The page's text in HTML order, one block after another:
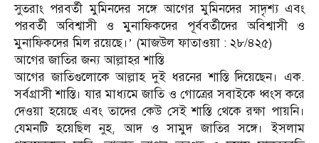
সুতরাং পরবর্তী মুমিনদের সঙ্গে আগের মুমিনদের সাদৃশ্য এবং
পরবর্তী অবিশ্বাসী ও মুনাফিকদের পূর্ববর্তীদের অবিশ্বাসী ও
মুনাফিকদের মিল রয়েছে।’ (মাজউল ফাতাওয়া : ২৮/৪২৫)
আগের জাতির জন্য আল্লাহর শাস্তি
আগের জাতিগুলোকে আল্লাহ দুই ধরনের শাস্তি দিয়েছেন। এক.
সর্বগ্রাসী শাস্তি। যার মাধ্যমে জাতি ও গোত্রের সবাইকে ধ্বংস করে
দেওয়া হয়েছে এবং তাদের কেউ সেই শাস্তি থেকে রক্ষা পায়নি।
যেমনটি হয়েছিল নুহ, আদ ও সামুদ জাতির সঙ্গে। ইসলাম